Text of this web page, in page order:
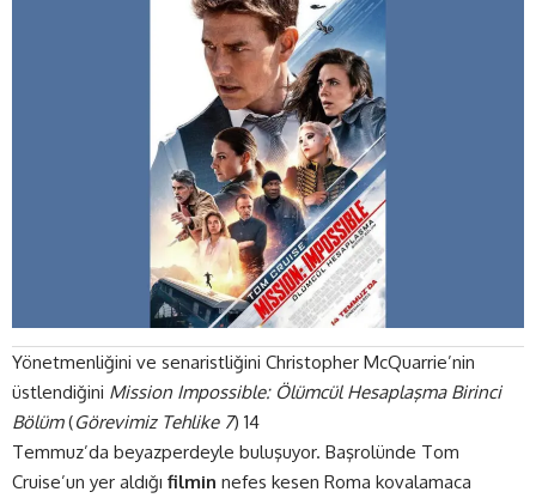
Yönetmenliğini ve senaristliğini Christopher McQuarrie’nin
üstlendiğini Mission Impossible: Ölümcül Hesaplaşma Birinci
Bölüm(Görevimiz Tehlike 7) 14
Temmuz’da beyazperdeyle buluşuyor. Başrolünde Tom
Cruise’un yer aldığı filmin nefes kesen Roma kovalamaca